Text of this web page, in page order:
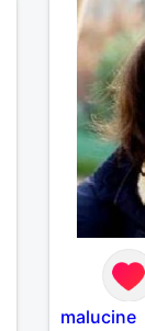
malucine